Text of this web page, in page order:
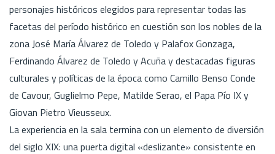
personajes históricos elegidos para representar todas las
facetas del período histórico en cuestión son los nobles de la
zona José María Álvarez de Toledo y Palafox Gonzaga,
Ferdinando Álvarez de Toledo y Acuña y destacadas figuras
culturales y políticas de la época como Camillo Benso Conde
de Cavour, Guglielmo Pepe, Matilde Serao, el Papa Pío IX y
Giovan Pietro Vieusseux.
La experiencia en la sala termina con un elemento de diversión
del siglo XIX: una puerta digital «deslizante» consistente en